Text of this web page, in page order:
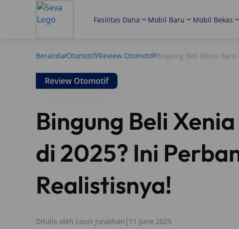
Fasilitas Dana Mobil Baru Mobil Bekas
Beranda/Otomotif/Review Otomotif/Bingung Beli Xenia
Review Otomotif
Bingung Beli
di 2025? Ini
Realistisnya!
Ditulis oleh Louis Jonathan | 11 June 2025